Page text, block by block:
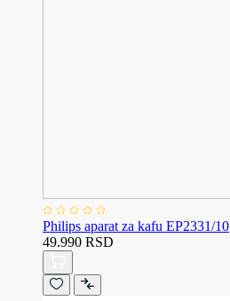
Philips aparat za kafu EP2331/10
49.990 RSD